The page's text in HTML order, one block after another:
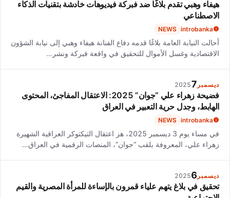
هيفاء وهبي تقدم بلاغًا ضد فبركة فيديوهات خادشة بتقنيات الذكاء
الاصطناعي
introbanka
NEWS
أحالت النيابة العامة بلاغًا قدمه دفاع الفنانة هيفاء وهبي إلى نيابة الشؤون
الاقتصادية وغسل الأموال للتحقيق في واقعة فبركة ونشر…
ديسمبر 7
2025
فضيحة زهراء علي “جوان” 2025: الاعتقال المفاجئ، المحتوى
الهابط، وجدل حرية التعبير في العراق
introbanka
NEWS
في مساء يوم 3 ديسمبر 2025، هز اعتقال التيكتوكر العراقية الشهيرة
زهراء علي، المعروفة بلقب “جوان”، المنصات الرقمية في العراق…
ديسمبر 6
2025
تحقيق في بلاغ يتهم علياء قمرون بالإساءة للمرأة المصرية والقيم